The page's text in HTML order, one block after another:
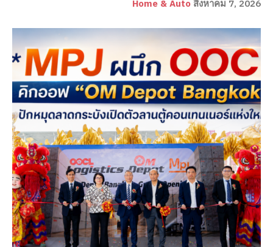
Home & Auto สิงหาคม 7, 2026